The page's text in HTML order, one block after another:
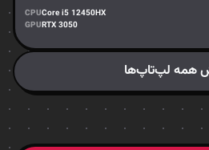
CPUCore i5 12450HX
GPURTX 3050
همه لپ‌تاپ‌ها